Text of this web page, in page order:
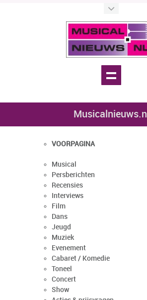
Musicalnieuws.nl
VOORPAGINA
Musical
Persberichten
Recensies
Interviews
Film
Dans
Jeugd
Muziek
Evenement
Cabaret / Komedie
Toneel
Concert
Show